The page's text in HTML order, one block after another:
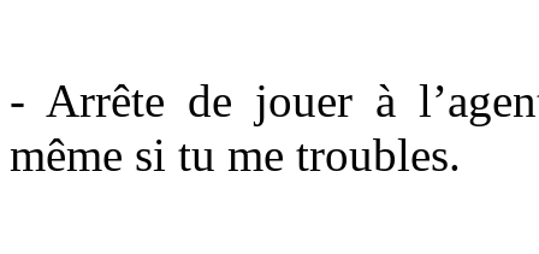
- Arrête de jouer à
même si tu me troubles.